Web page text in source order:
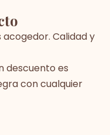
Calidad y
descuento es
con cualquier